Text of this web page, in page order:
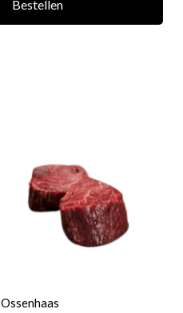
Bestellen
Ossenhaas